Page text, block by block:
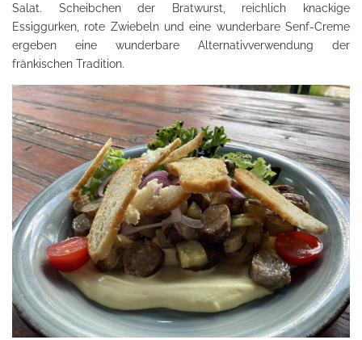
Salat. Scheibchen der Bratwurst, reichlich knackige
Essiggurken, rote Zwiebeln und eine wunderbare Senf-Creme
ergeben eine wunderbare Alternativverwendung der
fränkischen Tradition.